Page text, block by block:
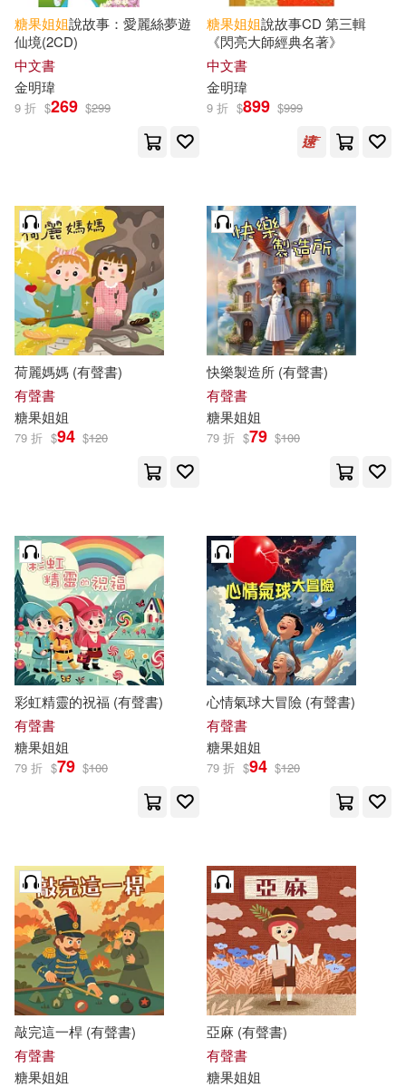
可菲律賓店取(18)
其他
作者/演唱/譯/編/繪(188)
價格
範圍
糖果姐姐說故事：愛麗絲夢遊
仙境(2CD)
中文書
金明瑋
9 折 $269 $299
糖果姐姐說故事CD 第三輯
《閃亮大師經典名著》
中文書
金明瑋
9 折 $899 $999
荷麗媽媽 (有聲書)
有聲書
糖果姐姐
79 折 $94 $120
快樂製造所 (有聲書)
有聲書
糖果姐姐
79 折 $79 $100
彩虹精靈的祝福 (有聲書)
有聲書
糖果姐姐
79 折 $79 $100
心情氣球大冒險 (有聲書)
有聲書
糖果姐姐
79 折 $94 $120
敲完這一桿 (有聲書)
有聲書
糖果姐姐
亞麻 (有聲書)
有聲書
糖果姐姐